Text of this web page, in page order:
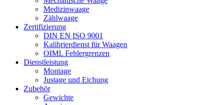
Medizinwaage
Zählwaage
Zertifizierung
DIN EN ISO 9001
Kalibrierdienst für Waagen
OIML Fehlergrenzen
Dienstleistung
Montage
Justage und Eichung
Zubehör
Gewichte